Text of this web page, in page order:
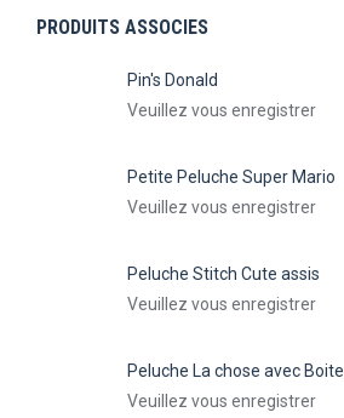
PRODUITS ASSOCIES
Pin's Donald
Veuillez vous enregistrer
Petite Peluche Super Mario
Veuillez vous enregistrer
Peluche Stitch Cute assis
Veuillez vous enregistrer
Peluche La chose avec Boite
Veuillez vous enregistrer